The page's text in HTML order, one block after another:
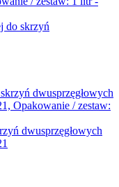
do skrzyń
dwusprzęgłowych